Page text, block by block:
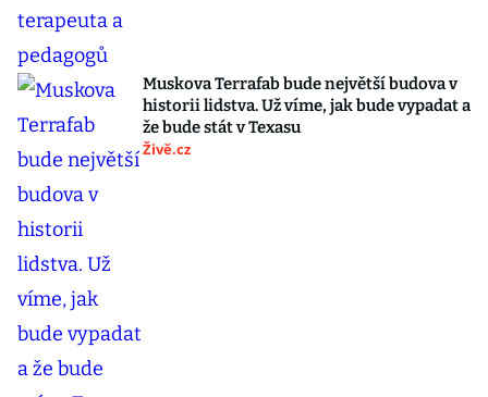
Muskova Terrafab bude největší budova v
historii lidstva. Už víme, jak bude vypadat a
že bude stát v Texasu
Živě.cz